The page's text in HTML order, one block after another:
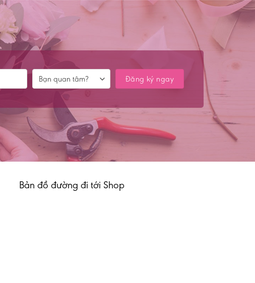
Bản đồ đường đi tới Shop